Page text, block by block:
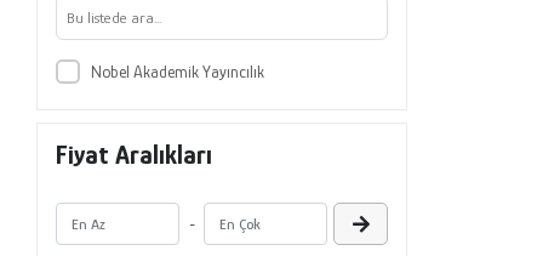
Nobel Akademik Yayıncılık
Fiyat Aralıkları
-